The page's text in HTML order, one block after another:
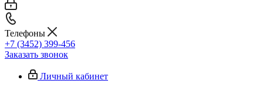
Телефоны
+7 (3452) 399-456
Заказать звонок
Личный кабинет